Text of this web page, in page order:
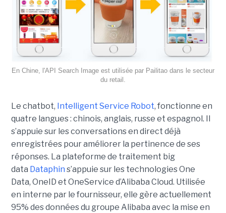
En Chine, l'API Search Image est utilisée par Pailitao dans le secteur
du retail.
Le chatbot, Intelligent Service Robot, fonctionne en
quatre langues : chinois, anglais, russe et espagnol. Il
s’appuie sur les conversations en direct déjà
enregistrées pour améliorer la pertinence de ses
réponses. La plateforme de traitement big
data Dataphin s’appuie sur les technologies One
Data, OneID et OneService d’Alibaba Cloud. Utilisée
en interne par le fournisseur, elle gère actuellement
95% des données du groupe Alibaba avec la mise en